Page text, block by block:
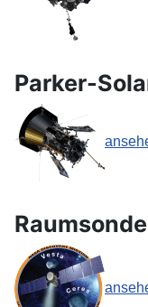
Parker-